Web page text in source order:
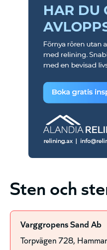
Sten och
Varggropens Sand Ab
Torpvägen 728